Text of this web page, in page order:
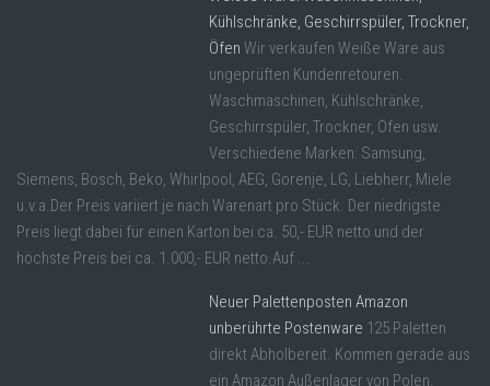
Kühlschränke, Geschirrspüler, Trockner,
Öfen Wir verkaufen Weiße Ware aus
ungeprüften Kundenretouren.
Waschmaschinen, Kühlschränke,
Geschirrspüler, Trockner, Öfen usw.
Verschiedene Marken: Samsung,
Siemens, Bosch, Beko, Whirlpool, AEG, Gorenje, LG, Liebherr, Miele
u.v.a.Der Preis variiert je nach Warenart pro Stück. Der niedrigste
Preis liegt dabei für einen Karton bei ca. 50,- EUR netto und der
höchste Preis bei ca. 1.000,- EUR netto.Auf ...
Neuer Palettenposten Amazon
unberührte Postenware 125 Paletten
direkt Abholbereit. Kommen gerade aus
ein Amazon Außenlager von Polen.